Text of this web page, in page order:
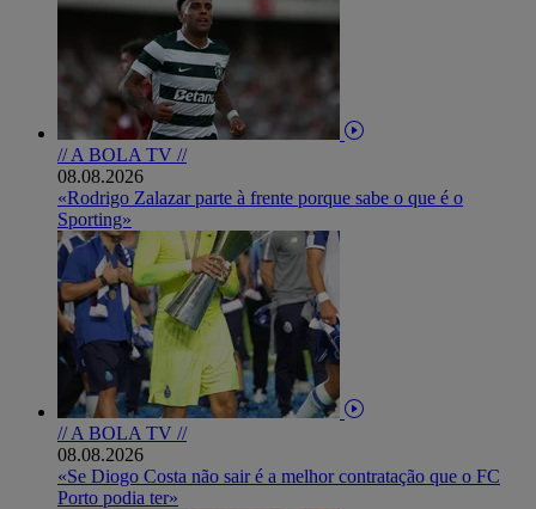
// A BOLA TV //
08.08.2026
«Rodrigo Zalazar parte à frente porque sabe o que é o
Sporting»
// A BOLA TV //
08.08.2026
«Se Diogo Costa não sair é a melhor contratação que o FC
Porto podia ter»